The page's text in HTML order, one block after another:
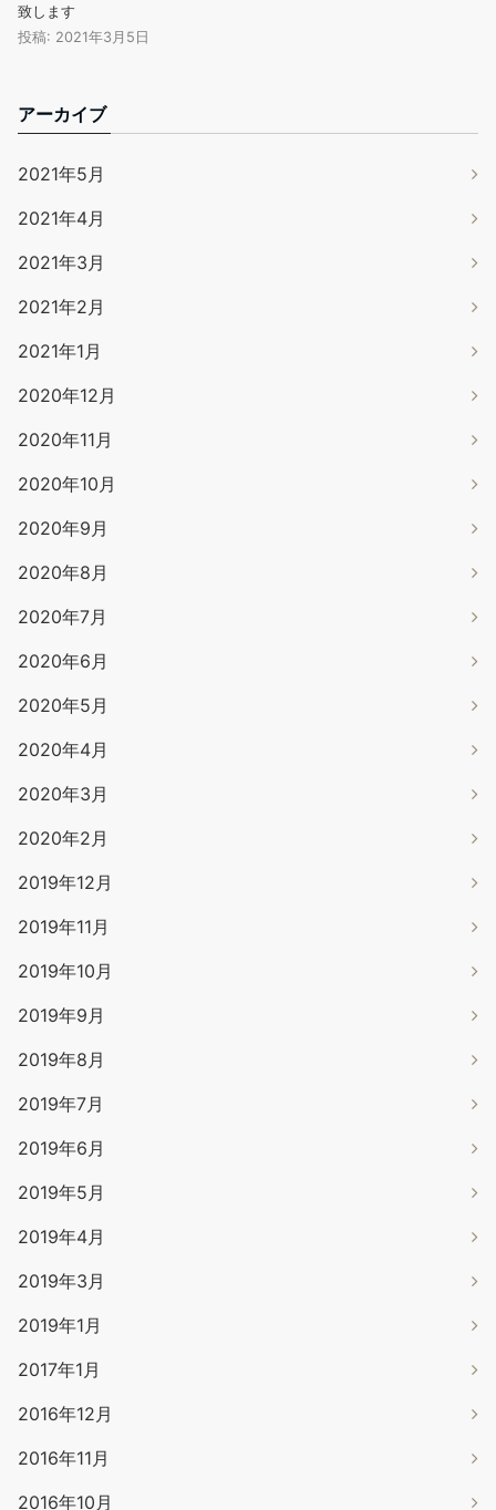
致します
投稿: 2021年3月5日
アーカイブ
2021年5月
2021年4月
2021年3月
2021年2月
2021年1月
2020年12月
2020年11月
2020年10月
2020年9月
2020年8月
2020年7月
2020年6月
2020年5月
2020年4月
2020年3月
2020年2月
2019年12月
2019年11月
2019年10月
2019年9月
2019年8月
2019年7月
2019年6月
2019年5月
2019年4月
2019年3月
2019年1月
2017年1月
2016年12月
2016年11月
2016年10月